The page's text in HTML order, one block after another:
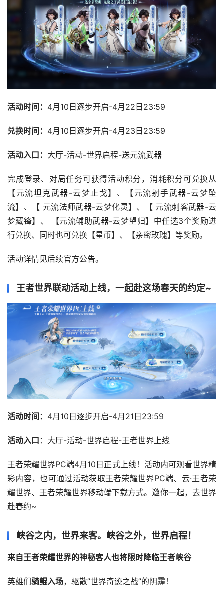
活动时间： 4月10日逐步开启-4月22日23:59
兑换时间： 4月10日逐步开启-4月23日23:59
活动入口： 大厅-活动-世界启程-送元流武器
完成登录、对局任务可获得活动积分，消耗积分可兑换从
【元流坦克武器-云梦止戈】、【元流射手武器-云梦坠
流】、【 元流法师武器-云梦化灵】、【 元流刺客武器-云
梦藏锋】、 【元流辅助武器-云梦望归】中任选3个奖励进
行兑换、同时也可兑换【星币】、【亲密玫瑰】等奖励。
活动详情见后续官方公告。
王者世界联动活动上线，一起赴这场春天的约定~
活动时间： 4月10日逐步开启-4月21日23:59
活动入口 ：大厅-活动-世界启程-王者世界上线
王者荣耀世界PC端4月10日正式上线！活动内可观看世界精
彩内容，也可通过活动获取王者荣耀世界PC端、云·王者荣
耀世界、王者荣耀世界移动端下载方式。邀你一起，去世界
赴春约~
峡谷之内，世界来客。峡谷之外，世界启程！
来自王者荣耀世界的神秘客人也将限时降临王者峡谷
英雄们骑鲲入场，驱散”世界奇迹之战”的阴霾！